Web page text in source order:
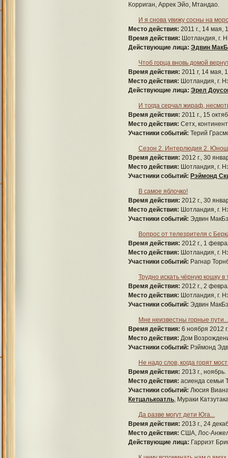
Корриган, Аррек Эйо, Мтандао.
И я снова увижу сосны на
Место действия: 2011 г., 14 мая,
Время действия: Шотландия, г.
Действующие лица: Эдвин
Чтоб горца вновь домой
Время действия: 2011 г, 14 мая,
Место действия: Шотландия, г.
Действующие лица: Эрел
И тогда серчал жираф,
Время действия: 2011 г., 15
Место действия: Cетх,
Участники событий: Терий
Сезон 2. Интерлюдия 2.
Время действия: 2012 г., 30
Место действия: Шотландия, г.
Участники событий: Рэймонд
В самое яблочко!
Время действия: 2012 г., 30
Место действия: Шотландия, г.
Участники событий: Эдвин
Вопрос от телезрителя с
Время действия: 2012 г., 1
Место действия: Шотландия, г.
Участники событий: Рагнар
Трудно искать чёрную кошку
Время действия: 2012 г., 2
Место действия: Шотландия, г.
Участники событий: Эдвин
Мне неизвестны горные пути...
Время действия: 6 ноября 2012
Место действия: Дом
Участники событий: Рэймонд
Не надо слов, когда горят
Время действия: 2013 г., ноябрь.
Место действия: асиенда семьи
Участники событий: Люсия
Кетцалькоатль, Мураки
Да разве могут дети Юга...
Время действия: 2013 г., 24
Место действия: США, Лос-
Действующие лица: Гарриэт